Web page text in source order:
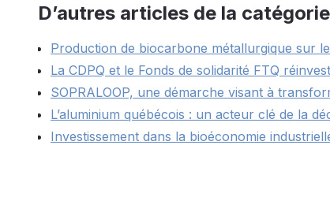
D’autres articles de la
Production de biocarbone métallurgique sur
La CDPQ et le Fonds de solidarité FTQ
SOPRALOOP, une démarche visant à
L’aluminium québécois : un acteur clé de la
Investissement dans la bioéconomie